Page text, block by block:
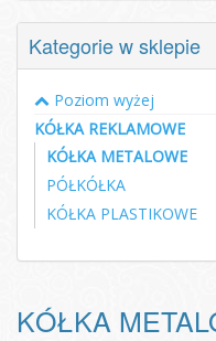
Kategorie w sklepie
Poziom wyżej
KÓŁKA REKLAMOWE
KÓŁKA METALOWE
PÓŁKÓŁKA
KÓŁKA PLASTIKOWE
KÓŁKA